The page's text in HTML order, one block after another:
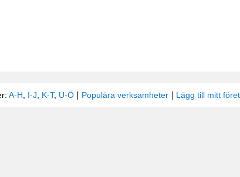
A-H I-J K-T, U-Ö Populära verksamheter Lägg till mitt